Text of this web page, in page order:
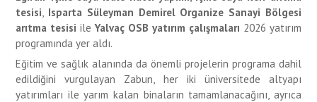
tesisi Isparta Süleyman Demirel Organize Sanayi Bölgesi
arıtma tesisi ileYalvaç OSB yatırım çalışmaları 2026 yatırım
programında yer aldı.
Eğitim ve sağlık alanında da önemli projelerin programa dahil
edildiğini vurgulayan Zabun, her iki üniversitede altyapı
yatırımları ile yarım kalan binaların tamamlanacağını, ayrıca